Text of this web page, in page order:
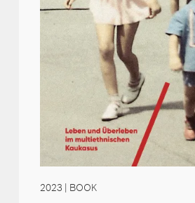
2023 | BOOK